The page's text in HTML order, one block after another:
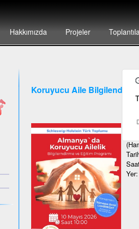
Hakkımızda Projeler
Koruyucu Aile Bilgilendirme